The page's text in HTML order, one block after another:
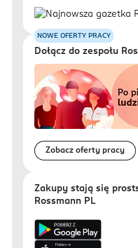
NOWE OFERTY PRACY
Dołącz do zespołu
Zobacz oferty pracy
Zakupy stają się
Rossmann PL